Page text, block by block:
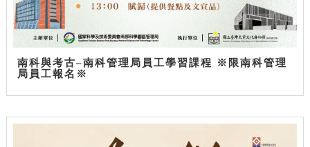
南科與考古–南科管理局員工學習課程 ※限南科管理
局員工報名※